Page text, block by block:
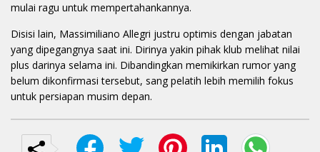
mulai ragu untuk mempertahankannya.
Disisi lain, Massimiliano Allegri justru optimis dengan jabatan
yang dipegangnya saat ini. Dirinya yakin pihak klub melihat nilai
plus darinya selama ini. Dibandingkan memikirkan rumor yang
belum dikonfirmasi tersebut, sang pelatih lebih memilih fokus
untuk persiapan musim depan.